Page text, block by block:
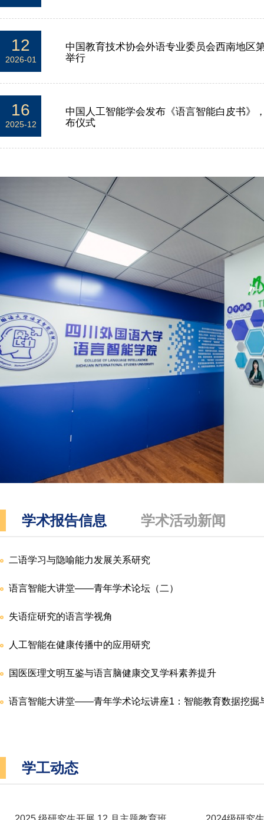
12
2026-01
中国教育技术协会外语专业委员会西南地区
举行
16
2025-12
中国人工智能学会发布《语言智能白皮书》
布仪式
学术报告信息 学术活动新闻
二语学习与隐喻能力发展关系研究
语言智能大讲堂——青年学术论坛（二）
失语症研究的语言学视角
人工智能在健康传播中的应用研究
国医医理文明互鉴与语言脑健康交叉学科素养提升
语言智能大讲堂——青年学术论坛讲座1：智能教育数据挖掘
学工动态